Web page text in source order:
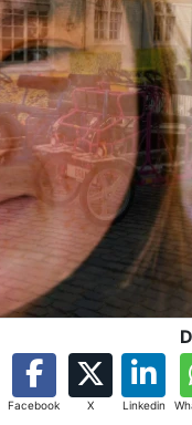
Facebook X Linkedin